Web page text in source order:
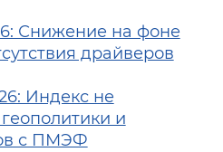
Снижение на фоне
драйверов
Индекс не
и
с ПМЭФ